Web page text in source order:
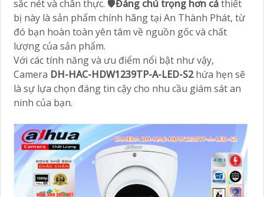
sắc nét và chân thực. 🛡Đáng chú trọng hơn cảthiết
bị này là sản phẩm chính hãng tại An Thành Phát, từ
đó bạn hoàn toàn yên tâm về nguồn gốc và chất
lượng của sản phẩm.
Với các tính năng và ưu điểm nổi bật như vậy,
Camera DH-HAC-HDW1239TP-A-LED-S2hứa hẹn sẽ
là sự lựa chọn đáng tin cậy cho nhu cầu giám sát an
ninh của bạn.